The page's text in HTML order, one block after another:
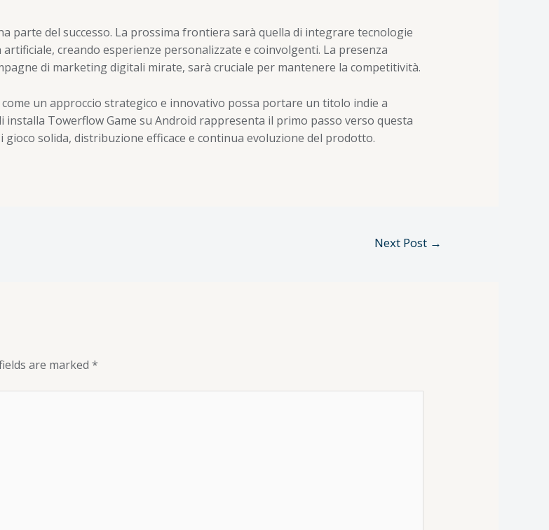
parte del successo. La prossima frontiera sarà quella di integrare tecnologie
artificiale, creando esperienze personalizzate e coinvolgenti. La presenza
di marketing digitali mirate, sarà cruciale per mantenere la competitività.
un approccio strategico e innovativo possa portare un titolo indie a
Towerflow Game su Android rappresenta il primo passo verso questa
gioco solida, distribuzione efficace e continua evoluzione del prodotto.
Next Post →
are marked *